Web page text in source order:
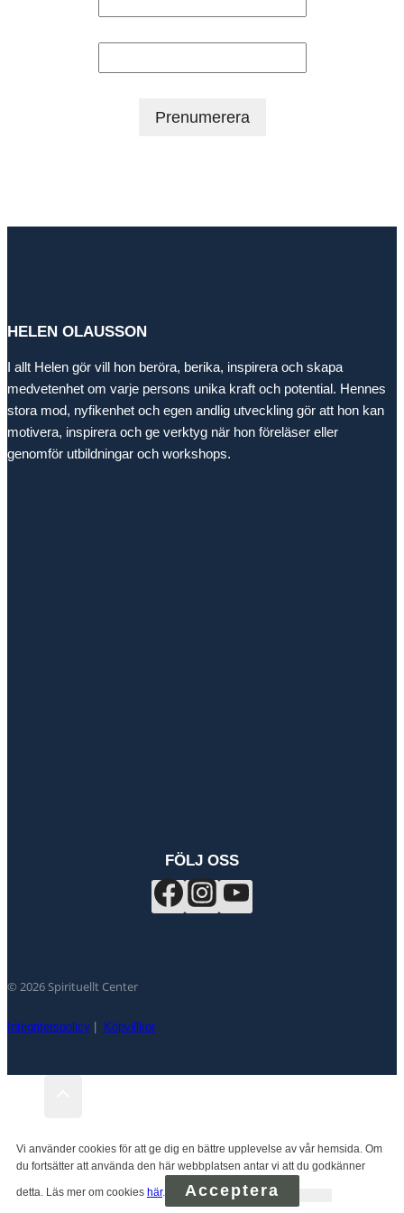
HELEN OLAUSSON
I allt Helen gör vill hon beröra, berika, inspirera och skapa
medvetenhet om varje persons unika kraft och potential. Hennes
stora mod, nyfikenhet och egen andlig utveckling gör att hon kan
motivera, inspirera och ge verktyg när hon föreläser eller
genomför utbildningar och workshops.
FÖLJ OSS
© 2026 Spirituellt Center
Integritetspolicy Köpvillkor
Vi använder cookies för att ge dig en bättre upplevelse av vår hemsida. Om
du fortsätter att använda den här webbplatsen antar vi att du godkänner
detta. Läs mer om cookies här. Acceptera